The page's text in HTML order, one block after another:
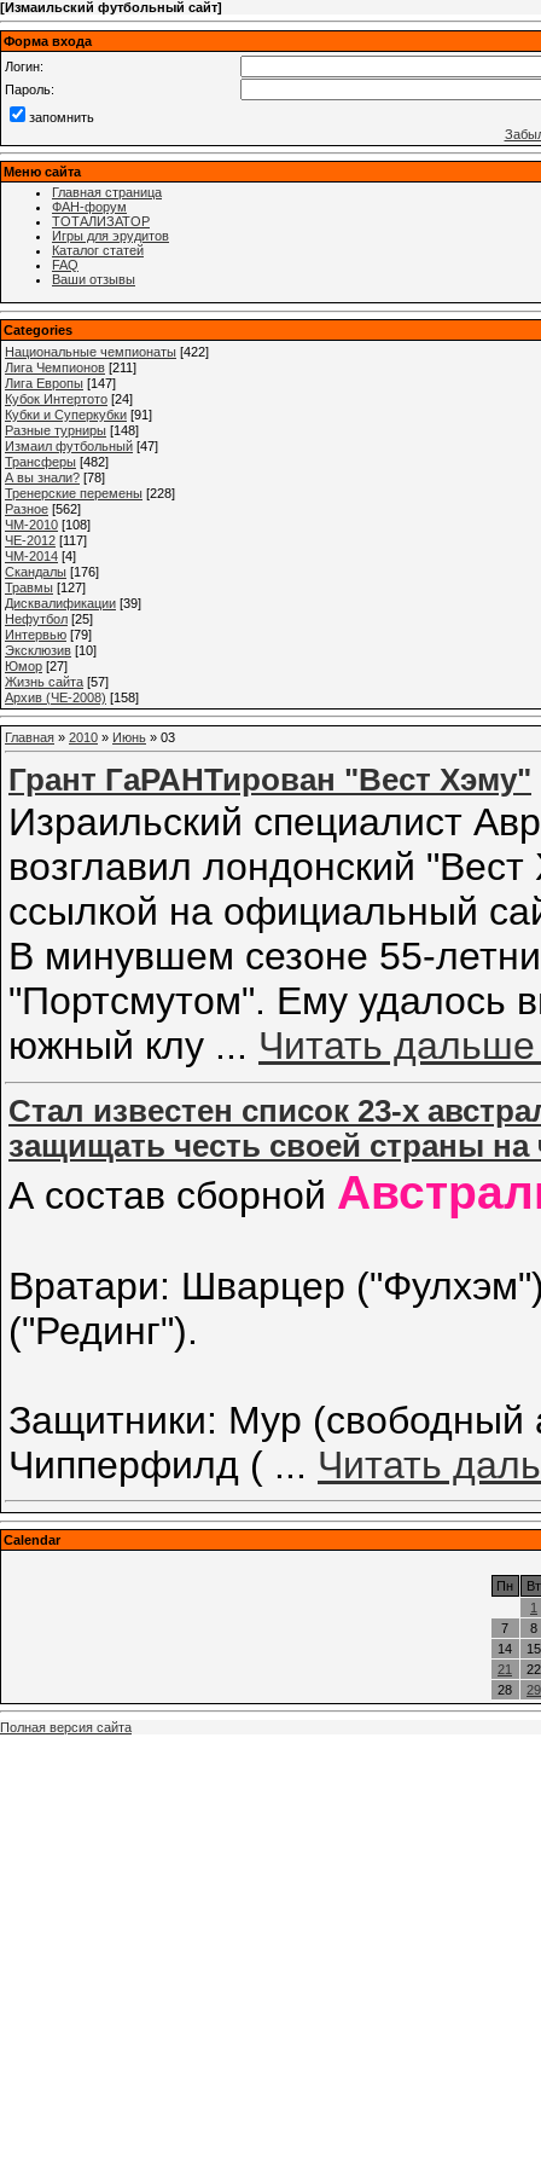
[Измаильский футбольный сайт]
Форма входа
Логин:
Пароль:
запомнить
Меню сайта
Главная страница
ФАН-форум
ТОТАЛИЗАТОР
Игры для эрудитов
Каталог статей
FAQ
Ваши отзывы
Categories
Национальные чемпионаты [422]
Лига Чемпионов [211]
Лига Европы [147]
Кубок Интертото [24]
Кубки и Суперкубки [91]
Разные турниры [148]
Измаил футбольный [47]
Трансферы [482]
А вы знали? [78]
Тренерские перемены [228]
Разное [562]
ЧМ-2010 [108]
ЧЕ-2012 [117]
ЧМ-2014 [4]
Cкандалы [176]
Травмы [127]
Дисквалификации [39]
Нефутбол [25]
Интервью [79]
Эксклюзив [10]
Юмор [27]
Жизнь сайта [57]
Архив (ЧЕ-2008) [158]
Главная » 2010 » Июнь » 03
Грант ГаРАНТирован "Вест Хэму"
Израильский специалист
возглавил лондонский
ссылкой на официальный
В минувшем сезоне 55-
"Портсмутом". Ему удалось
южный клу ... Читать
Стал известен список 23-х
защищать честь своей страны
А состав сборной
Вратари: Шварцер
("Рединг").
Защитники: Мур (свободный
Чипперфилд ( ... Читать
Calendar
Пн
Вт
1
7
8
14
15
21
22
28
29
Полная версия сайта